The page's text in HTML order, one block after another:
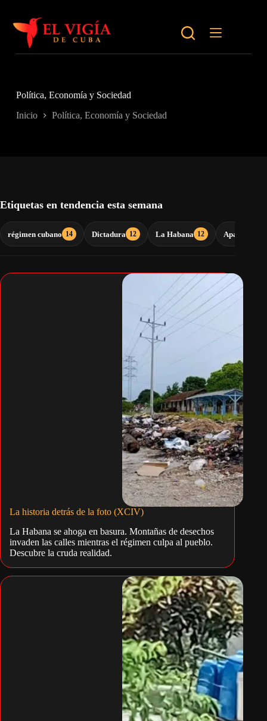
contenido
Política, Economía y Sociedad
Inicio Política, Economía y Sociedad
Etiquetas en tendencia esta semana
régimen cubano 14 Dictadura 12 La Habana 12 Apagones
La historia detrás de la foto (XCIV)
La Habana se ahoga en basura. Montañas de desechos
invaden las calles mientras el régimen culpa al pueblo.
Descubre la cruda realidad.